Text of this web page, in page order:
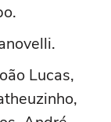
Lucas,